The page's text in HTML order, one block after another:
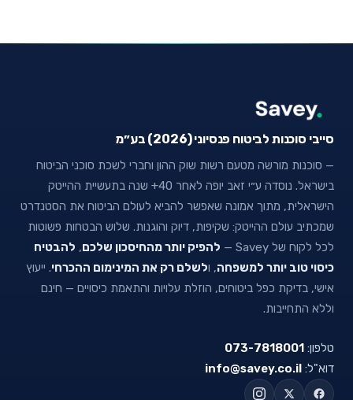
סייבי סוכנות לביטוח פנסיוני (2026) בע״מ
— סוכנות מורשה מטעם רשות שוק ההון וחברי לשכת סוכני הביטוח
בישראל. נוסדה ע״י זאב יופה לאחר 40+ שנה בתעשיית ההייטק
הישראלית, מתוך אמונה שאפשר להביא לעולם הביטוח את הסטנדרט
שמכתיב עולם ההייטק: שקיפות, דיוק והוגנות. שלוש הבטחות פשוטות
לכל לקוח של Savey —
להפיק יותר מהחיסכון שלכם, להבטיח
כיסוי טוב יותר למשפחה, ולשלם רק את המינימום ההכרחי. ייעוץ
אישי, בדיקת כפל ביטוחים, הוזלת עלויות והתאמת כיסויים — חינם
וללא התחייבות.
טלפון: 073-7818001
דוא"ל: info@savey.co.il